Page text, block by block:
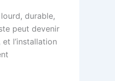
durable,
peut devenir
l’installation